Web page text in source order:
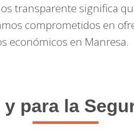
transparente significa
comprometidos en
económicos en Manresa.
para la